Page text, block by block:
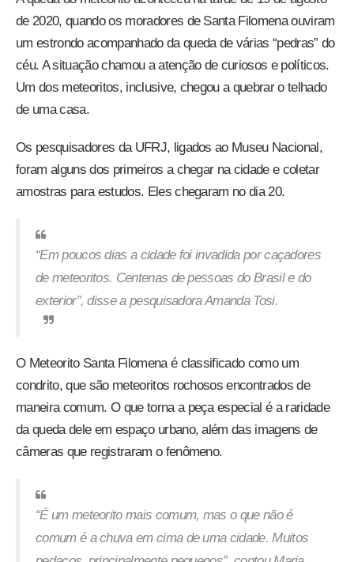
de 2020, quando os moradores de Santa Filomena ouviram
um estrondo acompanhado da queda de várias “pedras” do
céu. A situação chamou a atenção de curiosos e políticos.
Um dos meteoritos, inclusive, chegou a quebrar o telhado
de uma casa.
Os pesquisadores da UFRJ, ligados ao Museu Nacional,
foram alguns dos primeiros a chegar na cidade e coletar
amostras para estudos. Eles chegaram no dia 20.
“Em poucos dias a cidade foi invadida por caçadores
de meteoritos. Centenas de pessoas do Brasil e do
exterior”, disse a pesquisadora Amanda Tosi.
O Meteorito Santa Filomena é classificado como um
condrito, que são meteoritos rochosos encontrados de
maneira comum. O que torna a peça especial é a raridade
da queda dele em espaço urbano, além das imagens de
câmeras que registraram o fenômeno.
“É um meteorito mais comum, mas o que não é
comum é a chuva em cima de uma cidade. Muitos